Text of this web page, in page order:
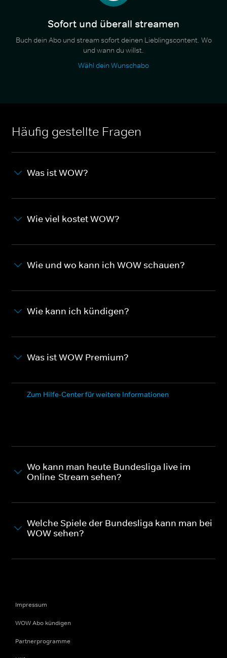
Sofort und überall streamen
Buch dein Abo und stream sofort deinen Lieblingscontent. Wo
und wann du willst.
Wähl dein Wunschabo
Häufig gestellte Fragen
Was ist WOW?
Wie viel kostet WOW?
Wie und wo kann ich WOW schauen?
Wie kann ich kündigen?
Was ist WOW Premium?
Zum Hilfe-Center für weitere Informationen
Wo kann man heute Bundesliga live im
Online-Stream sehen?
Welche Spiele der Bundesliga kann man bei
WOW sehen?
Impressum
WOW Abo kündigen
Partnerprogramme